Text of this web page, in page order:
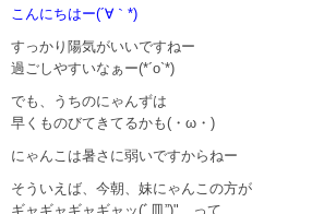
こんにちはー(´∀｀*)
すっかり陽気がいいですねー
過ごしやすいなぁー(*´o`*)
でも、うちのにゃんずは
早くものびてきてるかも(・ω・)
にゃんこは暑さに弱いですからねー
そういえば、今朝、妹にゃんこの方が
ギャギャギャギャッ(ﾞ皿”)" って